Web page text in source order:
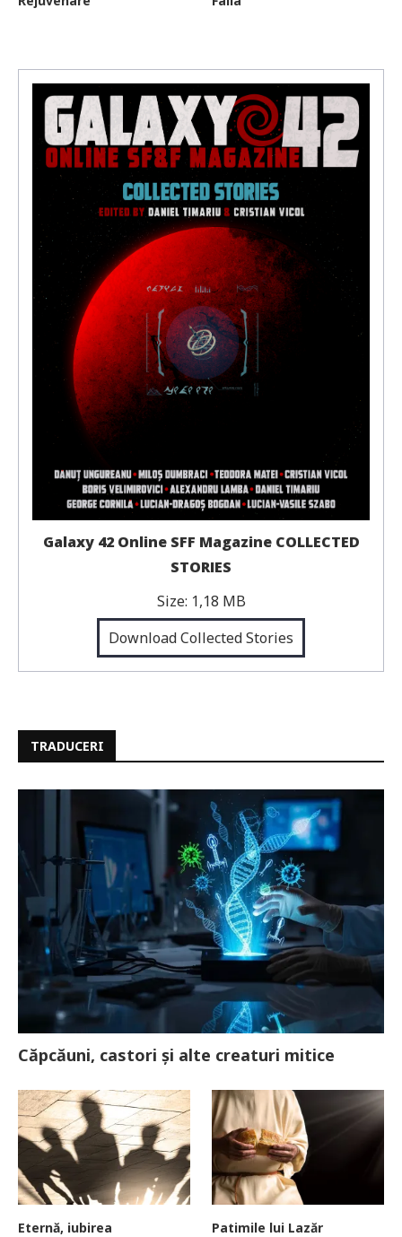
Galaxy 42 Online SFF Magazine COLLECTED
STORIES
Size: 1,18 MB
Download Collected Stories
TRADUCERI
Căpcăuni, castori și alte creaturi mitice
Eternă, iubirea Patimile lui Lazăr